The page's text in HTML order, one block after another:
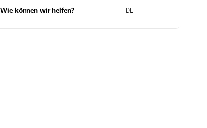
Wie können wir helfen? DE